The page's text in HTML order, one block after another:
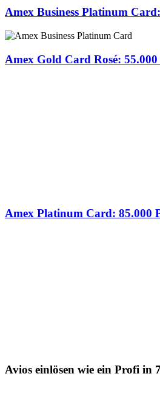
Amex Business Platinum
Amex Gold Card Rosé:
Amex Platinum Card: 85.000
Avios einlösen wie ein Profi in